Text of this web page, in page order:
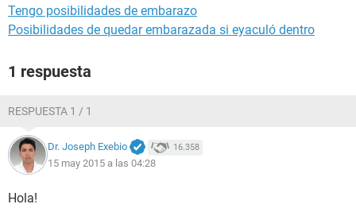
Tengo posibilidades de embarazo
Posibilidades de quedar embarazada si eyaculó dentro
1 respuesta
RESPUESTA 1 / 1
Dr. Joseph Exebio 16.358
15 may 2015 a las 04:28
Hola!